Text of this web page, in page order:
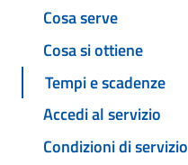
Cosa serve
Cosa si ottiene
Tempi e scadenze
Accedi al servizio
Condizioni di servizio